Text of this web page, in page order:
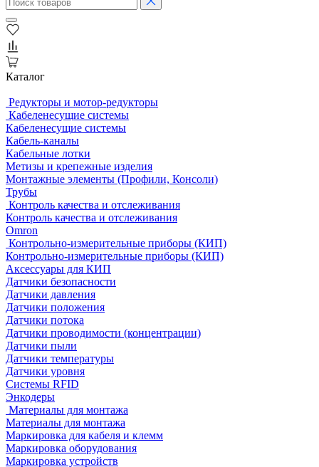
Каталог
Редукторы и мотор-редукторы
Кабеленесущие системы
Кабеленесущие системы
Кабель-каналы
Кабельные лотки
Метизы и крепежные изделия
Монтажные элементы (Профили, Консоли)
Трубы
Контроль качества и отслеживания
Контроль качества и отслеживания
Omron
Контрольно-измерительные приборы (КИП)
Контрольно-измерительные приборы (КИП)
Аксессуары для КИП
Датчики безопасности
Датчики давления
Датчики положения
Датчики потока
Датчики проводимости (концентрации)
Датчики пыли
Датчики температуры
Датчики уровня
Системы RFID
Энкодеры
Материалы для монтажа
Материалы для монтажа
Маркировка для кабеля и клемм
Маркировка оборудования
Маркировка устройств